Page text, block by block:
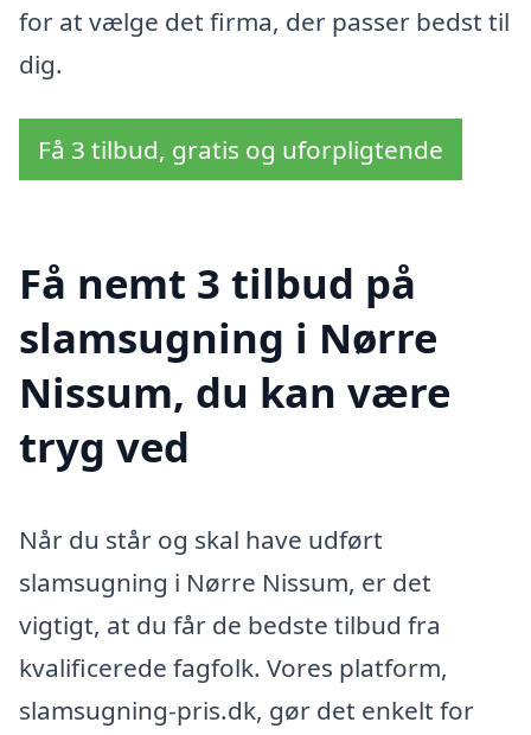
for at vælge det firma, der passer bedst til
dig.
Få 3 tilbud, gratis og uforpligtende
Få nemt 3 tilbud på
slamsugning i Nørre
Nissum, du kan være
tryg ved
Når du står og skal have udført
slamsugning i Nørre Nissum, er det
vigtigt, at du får de bedste tilbud fra
kvalificerede fagfolk. Vores platform,
slamsugning-pris.dk, gør det enkelt for